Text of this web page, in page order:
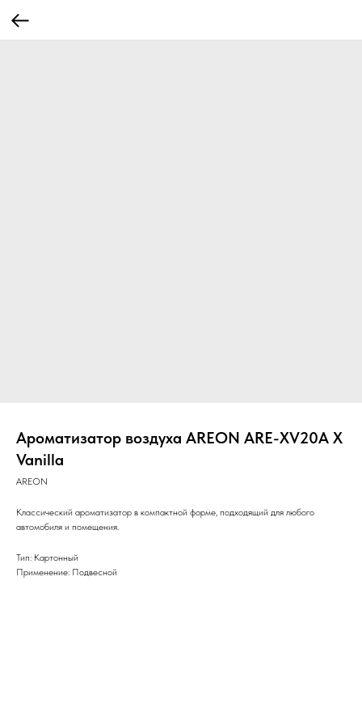
Ароматизатор воздуха AREON ARE-XV20A X
Vanilla
AREON
Классический ароматизатор в компактной форме, подходящий для любого
автомобиля и помещения.
Тип: Картонный
Применение: Подвесной